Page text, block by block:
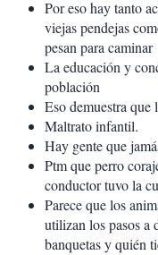
Por eso hay tanto
viejas pendejas
pesan para caminar
La educación y
población
Eso demuestra que
Maltrato infantil.
Hay gente que
Ptm que perro
conductor tuvo la
Parece que los
utilizan los pasos a
banquetas y quién